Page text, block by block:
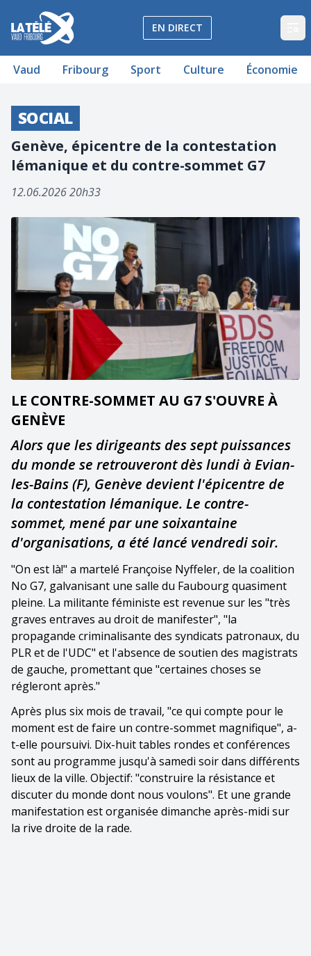
La Télé - Télévision régionale Vaud et Fribourg
EN DIRECT
Vaud Fribourg Sport Culture Économie
SOCIAL
Genève, épicentre de la contestation
lémanique et du contre-sommet G7
12.06.2026 20h33
LE CONTRE-SOMMET AU G7 S'OUVRE À
GENÈVE
Alors que les dirigeants des sept puissances
du monde se retrouveront dès lundi à Evian-
les-Bains (F), Genève devient l'épicentre de
la contestation lémanique. Le contre-
sommet, mené par une soixantaine
d'organisations, a été lancé vendredi soir.
"On est là!" a martelé Françoise Nyffeler, de la coalition
No G7, galvanisant une salle du Faubourg quasiment
pleine. La militante féministe est revenue sur les "très
graves entraves au droit de manifester", "la
propagande criminalisante des syndicats patronaux, du
PLR et de l'UDC" et l'absence de soutien des magistrats
de gauche, promettant que "certaines choses se
régleront après."
Après plus six mois de travail, "ce qui compte pour le
moment est de faire un contre-sommet magnifique", a-
t-elle poursuivi. Dix-huit tables rondes et conférences
sont au programme jusqu'à samedi soir dans différents
lieux de la ville. Objectif: "construire la résistance et
discuter du monde dont nous voulons". Et une grande
manifestation est organisée dimanche après-midi sur
la rive droite de la rade.